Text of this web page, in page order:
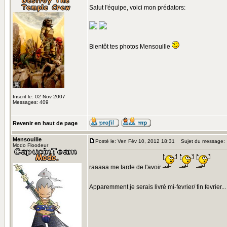
Inscrit le: 02 Nov 2007
Messages: 409
Salut l'équipe, voici mon prédators:
Bientôt tes photos Mensouille
Revenir en haut de page
Mensouille
Modo Floodeur
Posté le: Ven Fév 10, 2012 18:31 Sujet du message:
raaaaa me tarde de l'avoir
Apparemment je serais livré mi-fevrier/ fin